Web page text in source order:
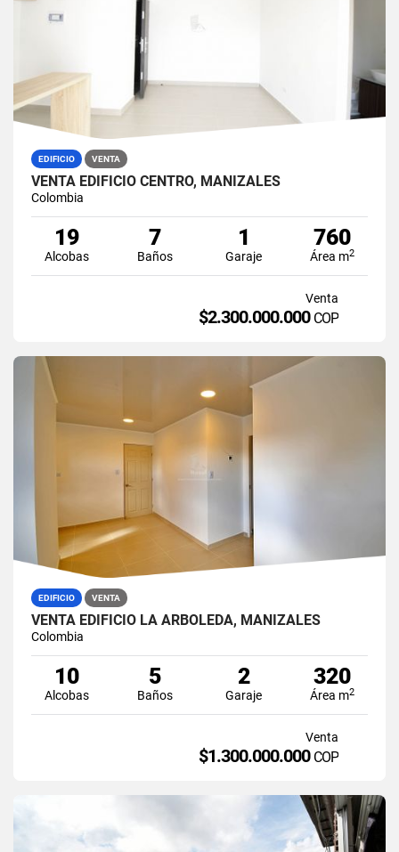
EDIFICIO VENTA
VENTA EDIFICIO CENTRO, MANIZALES
Colombia
19
Alcobas
7
Baños
1
Garaje
760
Área m2
Venta
$2.300.000.000 COP
EDIFICIO VENTA
VENTA EDIFICIO LA ARBOLEDA, MANIZALES
Colombia
10
Alcobas
5
Baños
2
Garaje
320
Área m2
Venta
$1.300.000.000 COP